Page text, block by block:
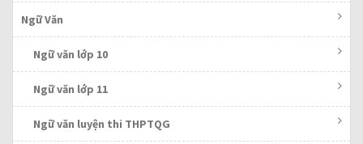
Ngữ Văn
Ngữ văn lớp 10
Ngữ văn lớp 11
Ngữ văn luyện thi THPTQG